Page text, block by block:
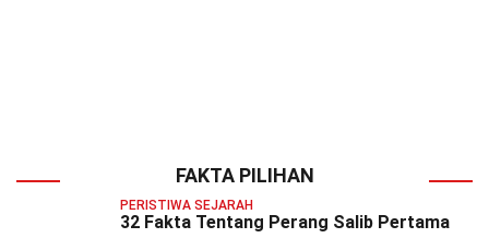
FAKTA PILIHAN
PERISTIWA SEJARAH
32 Fakta Tentang Perang Salib Pertama